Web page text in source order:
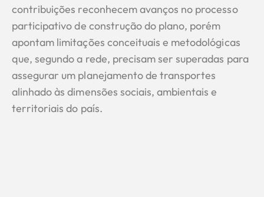
contribuições reconhecem avanços no processo
participativo de construção do plano, porém
apontam limitações conceituais e metodológicas
que, segundo a rede, precisam ser superadas para
assegurar um planejamento de transportes
alinhado às dimensões sociais, ambientais e
territoriais do país.